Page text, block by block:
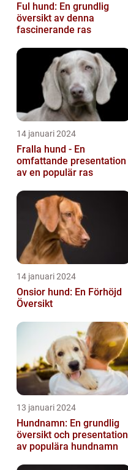
Ful hund: En grundlig
översikt av denna
fascinerande ras
14 januari 2024
Fralla hund - En
omfattande presentation
av en populär ras
14 januari 2024
Onsior hund: En Förhöjd
Översikt
13 januari 2024
Hundnamn: En grundlig
översikt och presentation
av populära hundnamn